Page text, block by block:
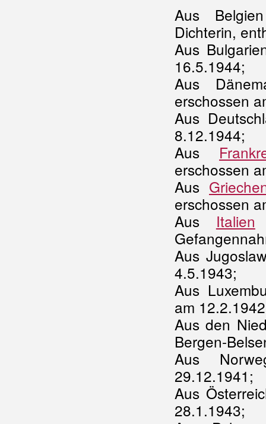
Aus
Dichterin,
Aus
16.5.1944;
Aus
erschossen
Aus
8.12.1944;
Aus
erschossen
Aus
erschossen
Aus Italien
Aus
4.5.1943;
Aus
am
Aus den
Bergen-
Aus
29.12.1941;
Aus
28.1.1943;